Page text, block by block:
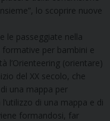
lo scoprire nuove
le passeggiate nella
per bambini e
l’Orienteering (orientare)
del XX secolo, che
una mappa per
di una mappa e di
formandosi, far